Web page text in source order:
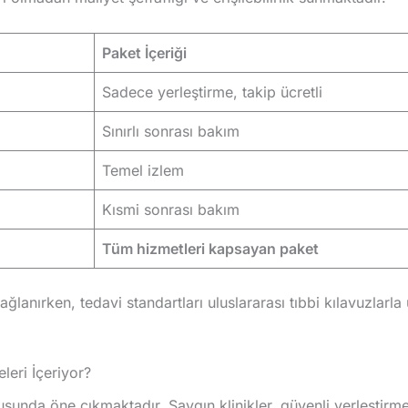
Paket İçeriği
Sadece yerleştirme, takip ücretli
Sınırlı sonrası bakım
Temel izlem
Kısmi sonrası bakım
Tüm hizmetleri kapsayan paket
tedavi standartları uluslararası tıbbi kılavuzlarla
İçeriyor?